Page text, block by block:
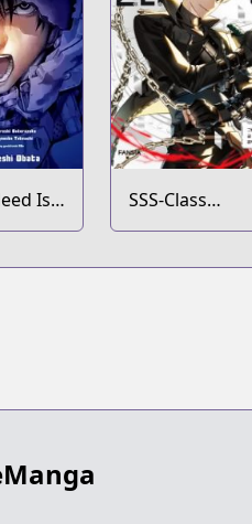
Is
SSS-Class
Revival Hunter